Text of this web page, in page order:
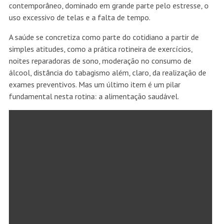
contemporâneo, dominado em grande parte pelo estresse, o
uso excessivo de telas e a falta de tempo.
A saúde se concretiza como parte do cotidiano a partir de
simples atitudes, como a prática rotineira de exercícios,
noites reparadoras de sono, moderação no consumo de
álcool, distância do tabagismo além, claro, da realização de
exames preventivos. Mas um último item é um pilar
fundamental nesta rotina: a alimentação saudável.